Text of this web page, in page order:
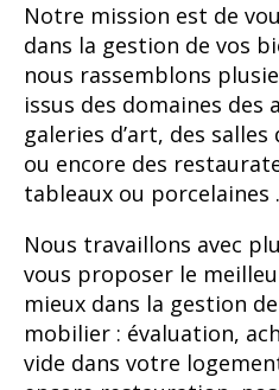
Notre mission est de
dans la gestion de vos
nous rassemblons
issus des domaines des
galeries d’art, des
ou encore des
tableaux ou porcelaines .
Nous travaillons avec
vous proposer le
mieux dans la gestion
mobilier : évaluation,
vide dans votre